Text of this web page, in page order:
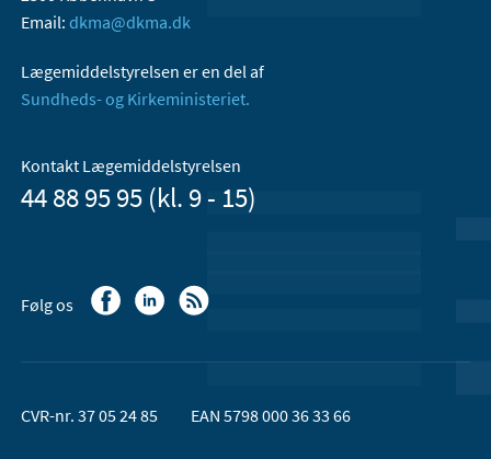
Email: dkma@dkma.dk
Lægemiddelstyrelsen er en del af
Sundheds- og Kirkeministeriet.
Kontakt Lægemiddelstyrelsen
44 88 95 95 (kl. 9 - 15)
Følg os
CVR-nr. 37 05 24 85 EAN 5798 000 36 33 66